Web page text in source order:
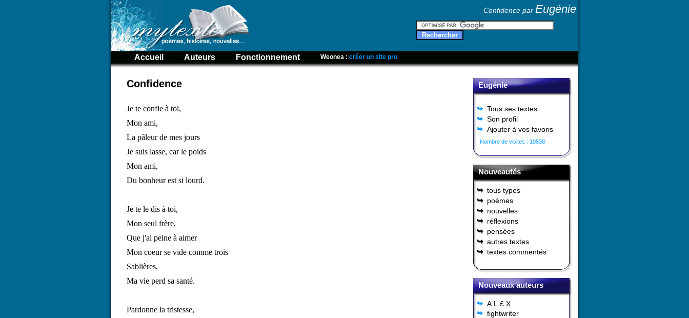
Confidence par Eugénie
Accueil Auteurs Fonctionnement Weonea : créer un site pro
Confidence
Je te confie à toi,
Mon ami,
La pâleur de mes jours
Je suis lasse, car le poids
Mon ami,
Du bonheur est si lourd.
Je te le dis à toi,
Mon seul frère,
Que j'ai peine à aimer
Mon coeur se vide comme trois
Sablières,
Ma vie perd sa santé.
Pardonne la tristesse,
Eugénie
Tous ses textes
Son profil
Ajouter à vos favoris
Nombre de visites : 10538
Nouveautés
tous types
poèmes
nouvelles
réflexions
pensées
autres textes
textes commentés
Nouveaux auteurs
A.L.£.X
fightwriter